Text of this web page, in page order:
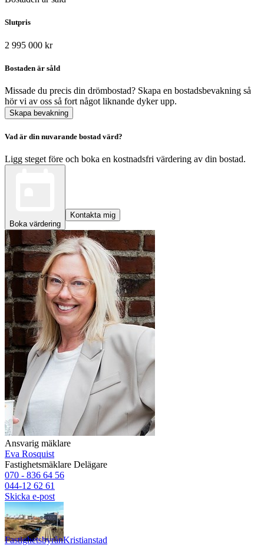
Slutpris
2 995 000 kr
Bostaden är såld
Missade du precis din drömbostad? Skapa en bostadsbevakning så
hör vi av oss så fort något liknande dyker upp.
Skapa bevakning
Vad är din nuvarande bostad värd?
Ligg steget före och boka en kostnadsfri värdering av din bostad.
Boka värdering
Kontakta mig
Ansvarig mäklare
Eva Rosquist
Fastighetsmäklare Delägare
070 - 836 64 56
044-12 62 61
Skicka e-post
FastighetsbyrånKristianstad